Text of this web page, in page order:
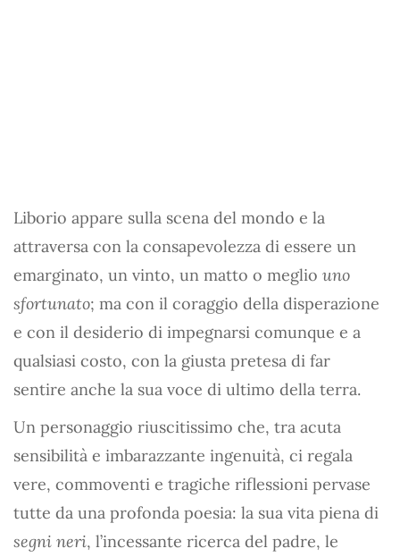
Liborio appare sulla scena del mondo e la
attraversa con la consapevolezza di essere un
emarginato, un vinto, un matto o meglio uno
sfortunato; ma con il coraggio della disperazione
e con il desiderio di impegnarsi comunque e a
qualsiasi costo, con la giusta pretesa di far
sentire anche la sua voce di ultimo della terra.
Un personaggio riuscitissimo che, tra acuta
sensibilità e imbarazzante ingenuità, ci regala
vere, commoventi e tragiche riflessioni pervase
tutte da una profonda poesia: la sua vita piena di
segni neri, l’incessante ricerca del padre, le